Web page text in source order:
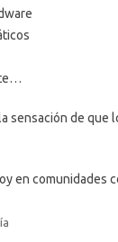
sensación de que
en comunidades